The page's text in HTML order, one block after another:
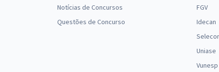
Notícias de Concursos
Questões de Concurso
FGV
Idecan
Uniase
Vunesp